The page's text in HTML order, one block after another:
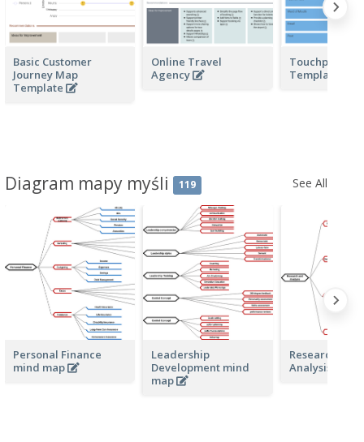
Basic Customer
Journey Map
Template
Online Travel
Agency
Touchpoints
Templates
Diagram mapy myśli 119 See All
Personal Finance
mind map
Leadership
Development mind
map
Research and
Analysis